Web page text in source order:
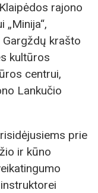
rajono
krašto
kultūros
centrui,
Lankučio
prie
ir kūno